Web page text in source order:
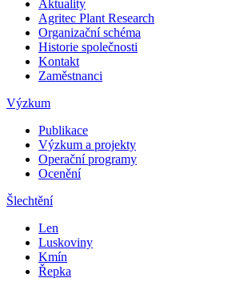
Aktuality
Agritec Plant Research
Organizační schéma
Historie společnosti
Kontakt
Zaměstnanci
Výzkum
Publikace
Výzkum a projekty
Operační programy
Ocenění
Šlechtění
Len
Luskoviny
Kmín
Řepka